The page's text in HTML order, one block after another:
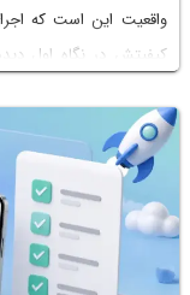
واقعیت این است که
کیفیتش در نگاه اول
سال‌های بعد دارد. در این
فنی غیرضروری، به
اجزایی دارد، مراحل
می‌گذارد و در سال ۱۴۰۵ باید انتظار چه بازه قیمتی را داشته باشید.